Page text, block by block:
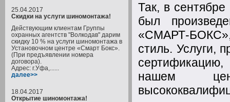
Так, в
был
«СМАРТ-БОКС»,
стиль. Услуги,
сертификацию,
нашем
25.04.2017
Скидки на услуги шиномонтажа!
Действующим клиентам Группы
охранных агентств "Волкодав" дарим
скидку 10 % на услуги шиномонтажа в
Установочном центре «Смарт Бокс».
(При предъявлении номера
договора).
Адрес: г.Уфа,......
далее>>
18.04.2017
Открытие шиномонтажа!